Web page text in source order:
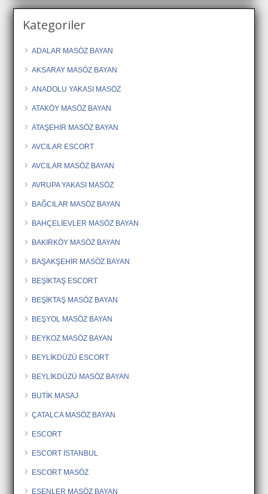
Kategoriler
ADALAR MASÖZ BAYAN
AKSARAY MASÖZ BAYAN
ANADOLU YAKASI MASÖZ
ATAKÖY MASÖZ BAYAN
ATAŞEHİR MASÖZ BAYAN
AVCILAR ESCORT
AVCILAR MASÖZ BAYAN
AVRUPA YAKASI MASÖZ
BAĞCILAR MASÖZ BAYAN
BAHÇELİEVLER MASÖZ BAYAN
BAKIRKÖY MASÖZ BAYAN
BAŞAKŞEHİR MASÖZ BAYAN
BEŞİKTAŞ ESCORT
BEŞİKTAŞ MASÖZ BAYAN
BEŞYOL MASÖZ BAYAN
BEYKOZ MASÖZ BAYAN
BEYLİKDÜZÜ ESCORT
BEYLİKDÜZÜ MASÖZ BAYAN
BUTİK MASAJ
ÇATALCA MASÖZ BAYAN
ESCORT
ESCORT İSTANBUL
ESCORT MASÖZ
ESENLER MASÖZ BAYAN